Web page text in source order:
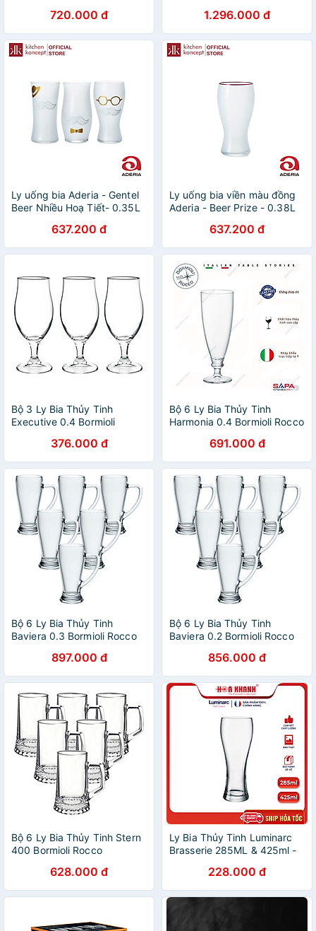
720.000 đ 1.296.000 đ
Ly uống bia Aderia - Gentel
Beer Nhiều Hoạ Tiết- 0.35L
637.200 đ
Ly uống bia viền màu đồng
Aderia - Beer Prize - 0.38L
637.200 đ
Bộ 3 Ly Bia Thủy Tinh
Executive 0.4 Bormioli
(530ml / Ly)376.000 đ
Bộ 6 Ly Bia Thủy Tinh
Harmonia 0.4 Bormioli Rocco
691.000 đ
Bộ 6 Ly Bia Thủy Tinh
Baviera 0.3 Bormioli Rocco
897.000 đ
Bộ 6 Ly Bia Thủy Tinh
Baviera 0.2 Bormioli Rocco
856.000 đ
Bộ 6 Ly Bia Thủy Tinh Stern
400 Bormioli Rocco
628.000 đ
Ly Bia Thủy Tinh Luminarc
Brasserie 285ML & 425ml -
228.000 đ